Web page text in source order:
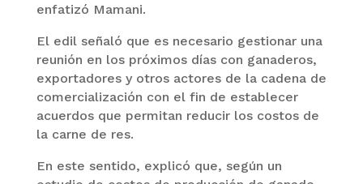
enfatizó Mamani.
El edil señaló que es necesario gestionar una
reunión en los próximos días con ganaderos,
exportadores y otros actores de la cadena de
comercialización con el fin de establecer
acuerdos que permitan reducir los costos de
la carne de res.
En este sentido, explicó que, según un